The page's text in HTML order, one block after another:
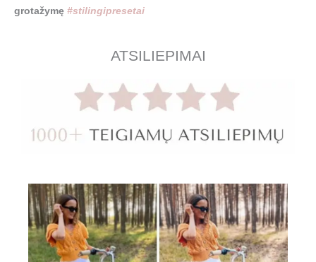
grotažymę #stilingipresetai
ATSILIEPIMAI